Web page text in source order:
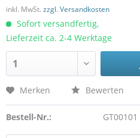
inkl. MwSt. zzgl. Versandkosten
Sofort versandfertig,
Lieferzeit ca. 2-4 Werktage
Merken Bewerten
Bestell-Nr.: GT00101